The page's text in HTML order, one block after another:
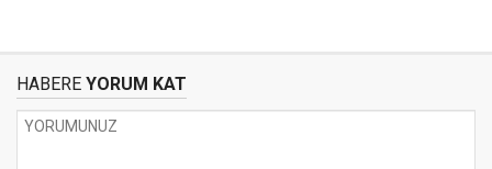
HABERE YORUM KAT